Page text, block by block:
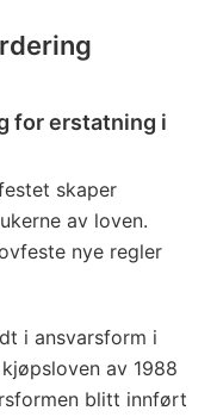
for erstatning i
skaper
av loven.
nye regler
i ansvarsform i
av 1988
blitt innført